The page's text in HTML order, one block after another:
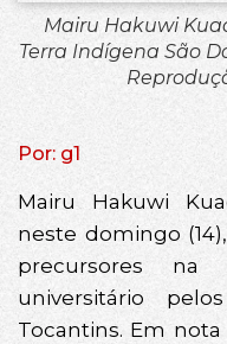
Mairu Hakuwi
Terra Indígena São
Por: g1
Mairu Hakuwi
neste domingo
precursores na
universitário
Tocantins. Em